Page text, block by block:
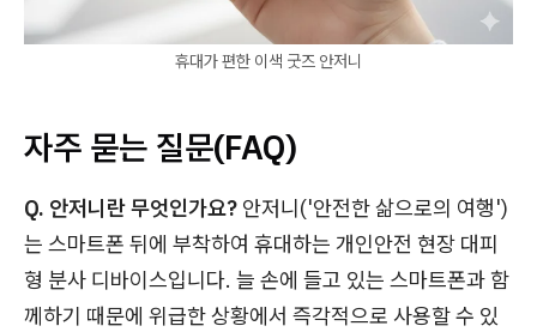
휴대가 편한 이색 굿즈 안저니
자주 묻는 질문(FAQ)
Q. 안저니란 무엇인가요? 안저니('안전한 삶으로의 여행')
는 스마트폰 뒤에 부착하여 휴대하는 개인안전 현장 대피
형 분사 디바이스입니다. 늘 손에 들고 있는 스마트폰과 함
께하기 때문에 위급한 상황에서 즉각적으로 사용할 수 있